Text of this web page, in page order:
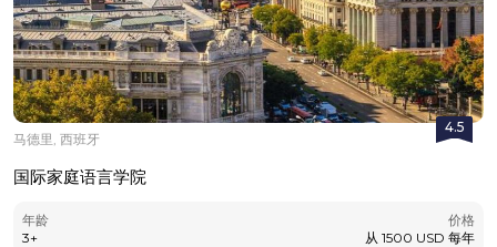
4.5
马德里, 西班牙
国际家庭语言学院
年龄
3+
价格
从 1500 USD 每年